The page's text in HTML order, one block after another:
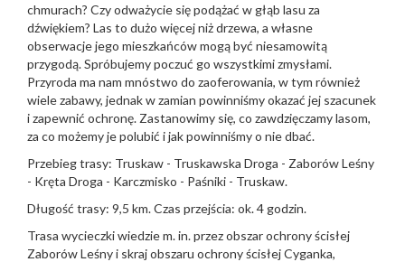
chmurach? Czy odważycie się podążać w głąb lasu za
dźwiękiem? Las to dużo więcej niż drzewa, a własne
obserwacje jego mieszkańców mogą być niesamowitą
przygodą. Spróbujemy poczuć go wszystkimi zmysłami.
Przyroda ma nam mnóstwo do zaoferowania, w tym również
wiele zabawy, jednak w zamian powinniśmy okazać jej szacunek
i zapewnić ochronę. Zastanowimy się, co zawdzięczamy lasom,
za co możemy je polubić i jak powinniśmy o nie dbać.
Przebieg trasy: Truskaw - Truskawska Droga - Zaborów Leśny
- Kręta Droga - Karczmisko - Paśniki - Truskaw.
Długość trasy: 9,5 km. Czas przejścia: ok. 4 godzin.
Trasa wycieczki wiedzie m. in. przez obszar ochrony ścisłej
Zaborów Leśny i skraj obszaru ochrony ścisłej Cyganka,